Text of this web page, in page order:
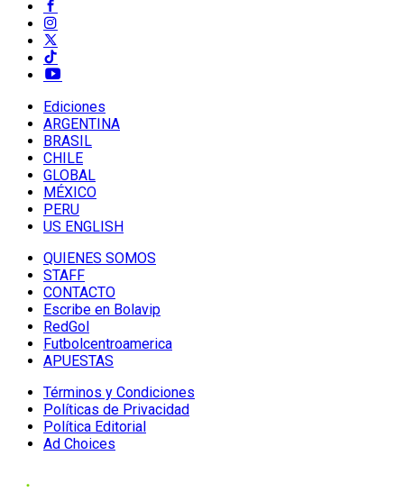
Ediciones
ARGENTINA
BRASIL
CHILE
GLOBAL
MÉXICO
PERU
US ENGLISH
QUIENES SOMOS
STAFF
CONTACTO
Escribe en Bolavip
RedGol
Futbolcentroamerica
APUESTAS
Términos y Condiciones
Políticas de Privacidad
Política Editorial
Ad Choices